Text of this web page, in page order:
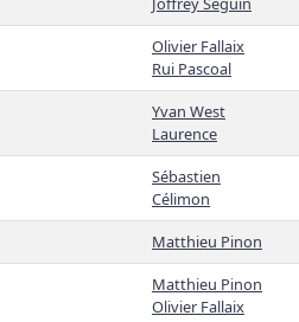
Olivier Fallaix
Rui Pascoal
Yvan West
Laurence
Sébastien
Célimon
Matthieu Pinon
Matthieu Pinon
Olivier Fallaix